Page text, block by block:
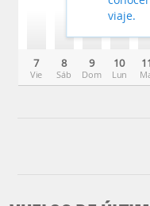
7
Vie
8
Sáb
9
Dom
10
Lun
11
viaje.